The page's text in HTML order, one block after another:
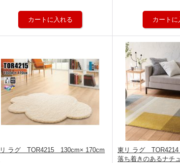
ラグ TOR4215 130cm× 170cm
東リ ラグ
落ち着きのあるナチ